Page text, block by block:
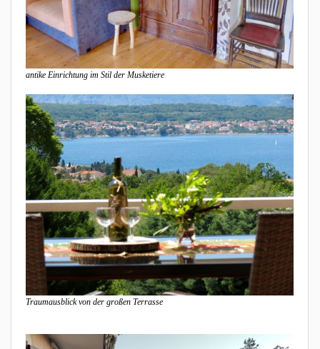
antike Einrichtung im Stil der Musketiere
Traumausblick von der großen Terrasse